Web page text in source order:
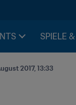
SPIELE
2017, 13:33